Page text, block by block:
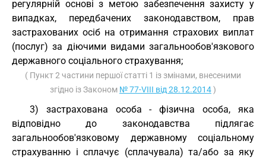
регулярній основі з метою забезпечення захисту у
випадках, передбачених законодавством, прав
застрахованих осіб на отримання страхових виплат
(послуг) за діючими видами загальнообов'язкового
державного соціального страхування;
( Пункт 2 частини першої статті 1 із змінами, внесеними
згідно із Законом № 77-VIII від 28.12.2014)
3) застрахована особа - фізична особа, яка
відповідно до законодавства підлягає
загальнообов'язковому державному соціальному
страхуванню і сплачує (сплачувала) та/або за яку